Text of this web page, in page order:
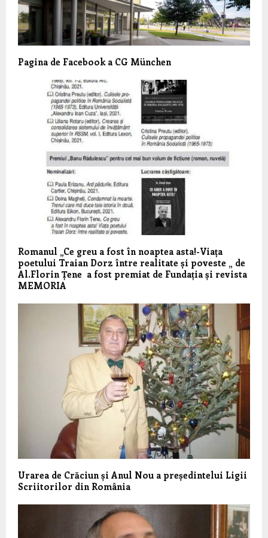
Pagina de Facebook a CG München
Romanul „Ce greu a fost în noaptea asta!-Viața
poetului Traian Dorz între realitate și poveste „ de
Al.Florin Țene a fost premiat de Fundația și revista
MEMORIA
Urarea de Crăciun și Anul Nou a președintelui Ligii
Scriitorilor din România